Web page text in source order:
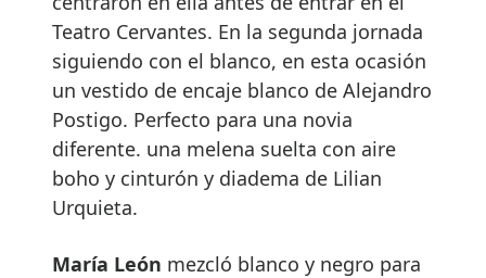
Teatro Cervantes. En la segunda jornada
siguiendo con el blanco, en esta ocasión
un vestido de encaje blanco de Alejandro
Postigo. Perfecto para una novia
diferente. una melena suelta con aire
boho y cinturón y diadema de Lilian
Urquieta.
María León mezcló blanco y negro para